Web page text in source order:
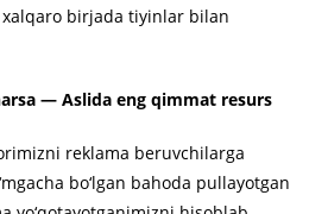
birjada tiyinlar bilan
— Aslida eng qimmat resurs
reklama beruvchilarga
bo‘lgan bahoda pullayotgan